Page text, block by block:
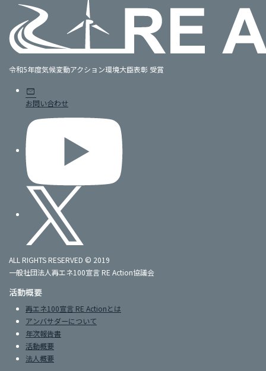
令和5年度気候変動アクション環境大臣表彰 受賞
mail
お問い合わせ
ALL RIGHTS RESERVED © 2019
一般社団法人再エネ100宣言 RE Action協議会
活動概要
再エネ100宣言 RE Actionとは
アンバサダーについて
年次報告書
活動概要
法人概要